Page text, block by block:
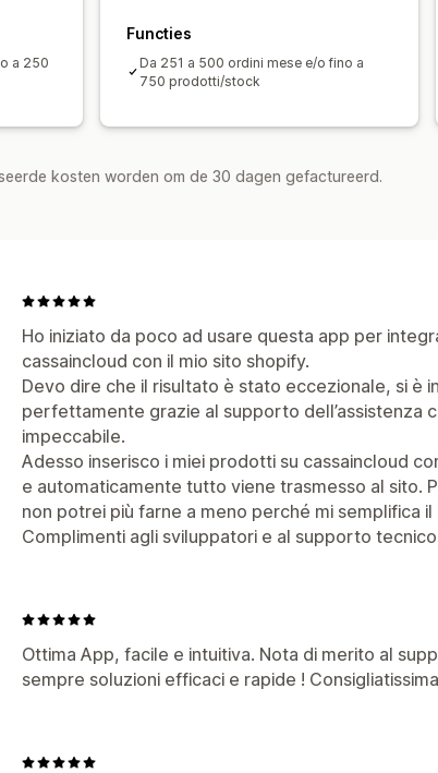
a 250
Functies
Da 251 a 500 ordini mese e/o fino a
750 prodotti/stock
kosten worden om de 30 dagen gefactureerd.
Ho iniziato da poco ad usare questa app per
cassaincloud con il mio sito shopify.
Devo dire che il risultato è stato eccezionale, si è
perfettamente grazie al supporto dell’assistenza
impeccabile.
Adesso inserisco i miei prodotti su cassaincloud
e automaticamente tutto viene trasmesso al sito.
non potrei più farne a meno perché mi semplifica il
Complimenti agli sviluppatori e al supporto
Ottima App, facile e intuitiva. Nota di merito al
sempre soluzioni efficaci e rapide !